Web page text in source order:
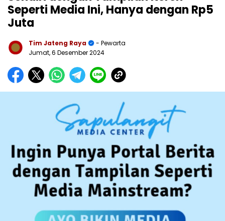
Seperti Media Ini, Hanya dengan Rp5
Juta
Tim Jateng Raya
- Pewarta
Jumat, 6 Desember 2024